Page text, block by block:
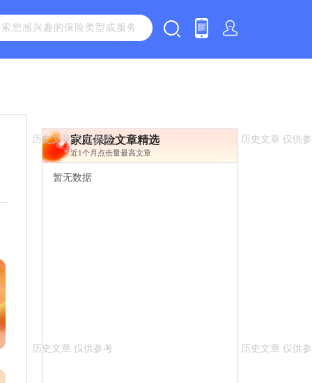
家庭保险文章精选
近1个月点击量最高文章
暂无数据